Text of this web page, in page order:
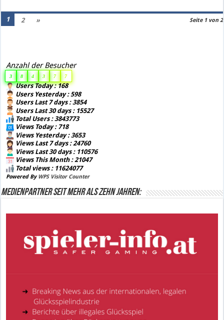
Seite 1 von 2
1 2 »
Anzahl der Besucher
3 8 4 3 7 7
Users Today : 168
Users Yesterday : 598
Users Last 7 days : 3854
Users Last 30 days : 15527
Total Users : 3843773
Views Today : 718
Views Yesterday : 3653
Views Last 7 days : 24760
Views Last 30 days : 110576
Views This Month : 21047
Total views : 11624077
Powered By WPS Visitor Counter
Medienpartner seit mehr als zehn Jahren: